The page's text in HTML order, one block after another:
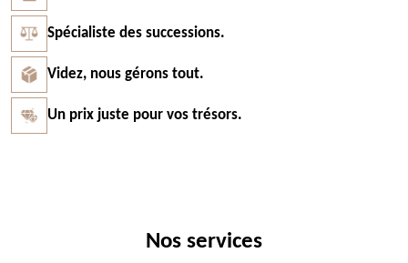
Spécialiste des successions.
Videz, nous gérons tout.
Un prix juste pour vos trésors.
Nos services